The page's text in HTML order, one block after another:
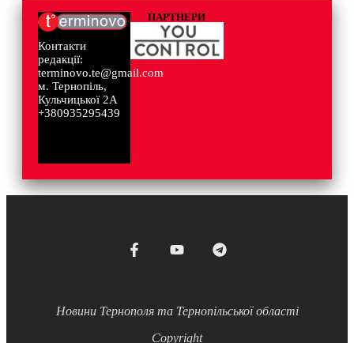
Контакти
редакції:
terminovo.te@gmail.com
м. Тернопіль,
Кульчицької 2А
+380935295439
ПАРТНЕРИ
Новини Тернополя та Тернопільської області
Copyright